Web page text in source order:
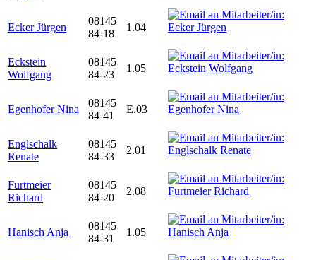
Ecker Jürgen
08145
84-18
1.04
Eckstein
Wolfgang
08145
84-23
1.05
Egenhofer Nina
08145
84-41
E.03
Englschalk
Renate
08145
84-33
2.01
Furtmeier
Richard
08145
84-20
2.08
Hanisch Anja
08145
84-31
1.05